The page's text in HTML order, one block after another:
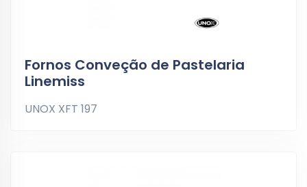
Fornos Conveção de Pastelaria
Linemiss
UNOX XFT 197